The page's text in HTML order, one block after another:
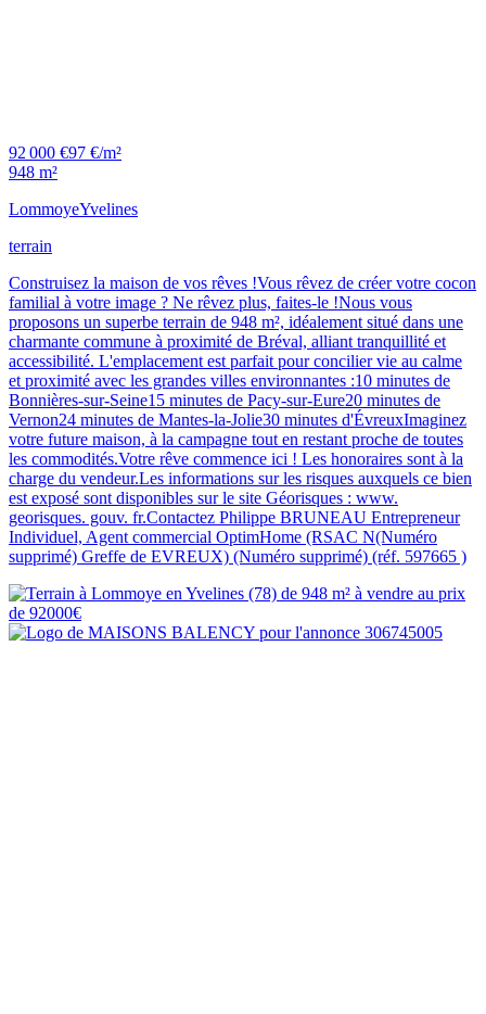
92 000 €97 €/m²
948 m²
LommoyeYvelines
terrain
Construisez la maison de vos rêves !Vous rêvez de créer votre cocon
familial à votre image ? Ne rêvez plus, faites-le !Nous vous
proposons un superbe terrain de 948 m², idéalement situé dans une
charmante commune à proximité de Bréval, alliant tranquillité et
accessibilité. L'emplacement est parfait pour concilier vie au calme
et proximité avec les grandes villes environnantes :10 minutes de
Bonnières-sur-Seine15 minutes de Pacy-sur-Eure20 minutes de
Vernon24 minutes de Mantes-la-Jolie30 minutes d'ÉvreuxImaginez
votre future maison, à la campagne tout en restant proche de toutes
les commodités.Votre rêve commence ici ! Les honoraires sont à la
charge du vendeur.Les informations sur les risques auxquels ce bien
est exposé sont disponibles sur le site Géorisques : www.
georisques. gouv. fr.Contactez Philippe BRUNEAU Entrepreneur
Individuel, Agent commercial OptimHome (RSAC N(Numéro
supprimé) Greffe de EVREUX) (Numéro supprimé) (réf. 597665 )